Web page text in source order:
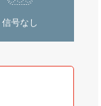
信号なし